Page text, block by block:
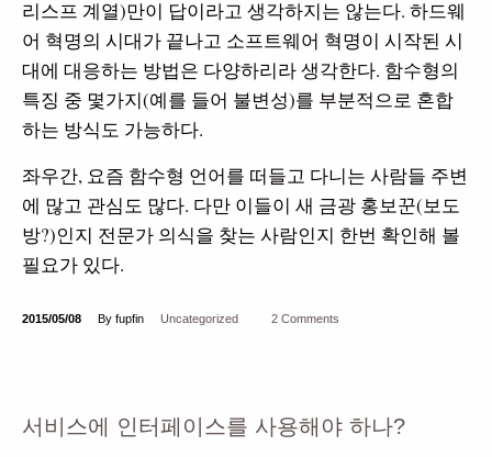
리스프 계열)만이 답이라고 생각하지는 않는다. 하드웨
어 혁명의 시대가 끝나고 소프트웨어 혁명이 시작된 시
대에 대응하는 방법은 다양하리라 생각한다. 함수형의
특징 중 몇가지(예를 들어 불변성)를 부분적으로 혼합
하는 방식도 가능하다.
좌우간, 요즘 함수형 언어를 떠들고 다니는 사람들 주변
에 많고 관심도 많다. 다만 이들이 새 금광 홍보꾼(보도
방?)인지 전문가 의식을 찾는 사람인지 한번 확인해 볼
필요가 있다.
2015/05/08 By fupfin Uncategorized 2 Comments
서비스에 인터페이스를 사용해야 하나?